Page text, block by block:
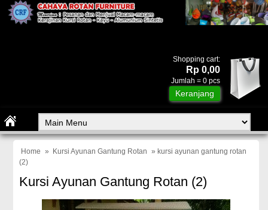
Shopping cart:
Rp 0,00
Jumlah = 0 pcs
Keranjang
Home » Kursi Ayunan Gantung Rotan » kursi ayunan gantung rotan
(2)
Kursi Ayunan Gantung Rotan (2)